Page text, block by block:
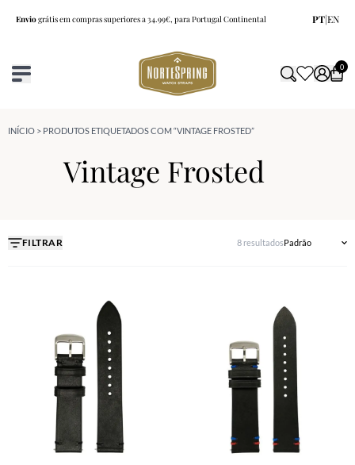
Enviográtis em compras superiores a 34.99€, para Portugal Continental PT|EN
0
INÍCIO > PRODUTOS ETIQUETADOS COM “VINTAGE FROSTED”
Vintage Frosted
FILTRAR 8 resultados